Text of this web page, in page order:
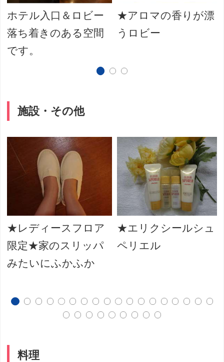
ホテル入口＆ロビー
落ち着きのある空間
です。
★アロマの香りが漂
うロビー
施設・その他
★レディースフロア
限定★家のスリッパ
みたいにふかふか
★エリクシールシュ
ペリエル
料理